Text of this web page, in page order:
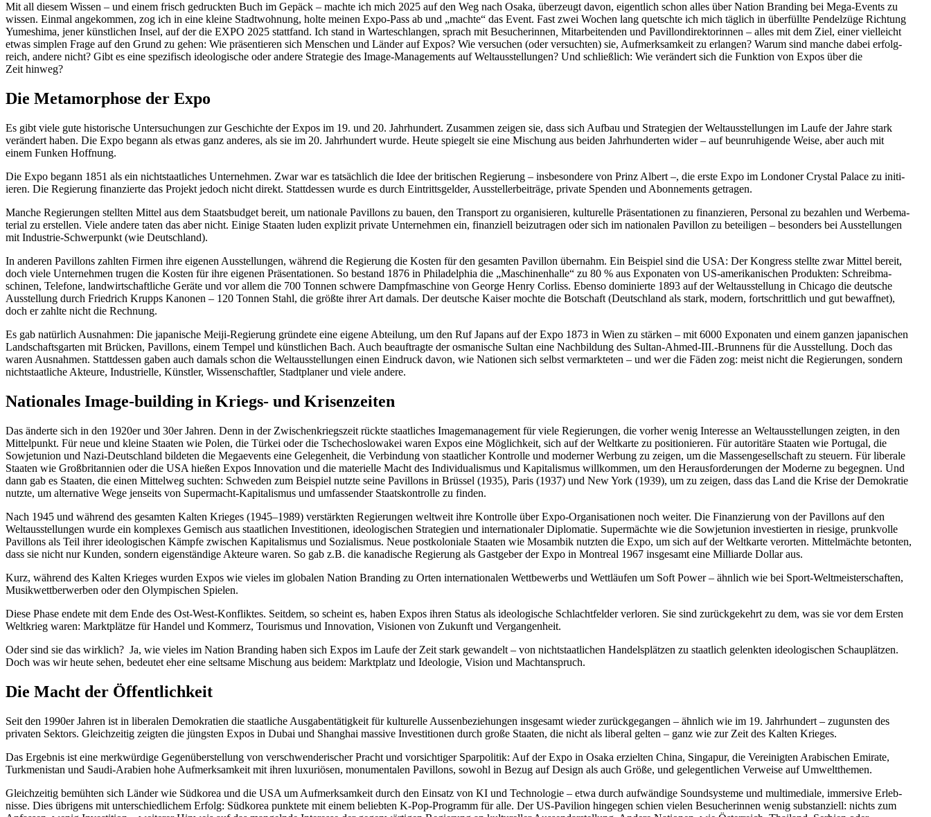
Mit all diesem Wissen – und einem frisch gedruckten Buch im Gepäck – machte ich mich 2025 auf den Weg nach Osaka, überzeugt davon, eigentlich schon alles über Nation Branding bei Mega-Events zu
wissen. Einmal angekommen, zog ich in eine kleine Stadt­wohnung, holte meinen Expo-Pass ab und „machte“ das Event. Fast zwei Wochen lang quetschte ich mich täglich in überfüllte Pendelzüge Richtung
Yumeshima, jener künst­lichen Insel, auf der die EXPO 2025 stattfand. Ich stand in Warte­schlangen, sprach mit Besuche­rinnen Mitar­bei­tenden und Pavil­lon­di­rek­to­rinnen – alles mit dem Ziel, einer vielleicht
etwas simplen Frage auf den Grund zu gehen: Wie präsen­tieren sich Menschen und Länder auf Expos? Wie versuchen (oder versuchten) sie, Aufmerk­samkeit zu erlangen? Warum sind manche dabei erfolg­
reich, andere nicht? Gibt es eine spezi­fisch ideolo­gische oder andere Strategie des Image-Manage­ments auf Weltaus­stel­lungen? Und schließlich: Wie verändert sich die Funktion von Expos über die
Zeit hinweg?
Die Metamor­phose der Expo
Es gibt viele gute histo­rische Unter­su­chungen zur Geschichte der Expos im 19. und 20. Jahrhundert. Zusammen zeigen sie, dass sich Aufbau und Strategien der Weltaus­stel­lungen im Laufe der Jahre stark
verändert haben. Die Expo begann als etwas ganz anderes, als sie im 20. Jahrhundert wurde. Heute spiegelt sie eine Mischung aus beiden Jahrhun­derten wider – auf beunru­hi­gende Weise, aber auch mit
einem Funken Hoffnung.
Die Expo begann 1851 als ein nicht­staat­liches Unter­nehmen. Zwar war es tatsächlich die Idee der briti­schen Regierung – insbe­sondere von Prinz Albert –, die erste Expo im Londoner Crystal Palace zu initi­
ieren. Die Regierung finan­zierte das Projekt jedoch nicht direkt. Statt­dessen wurde es durch Eintritts­gelder, Ausstel­ler­bei­träge, private Spenden und Abonne­ments getragen.
Manche Regie­rungen stellten Mittel aus dem Staats­budget bereit, um nationale Pavillons zu bauen, den Transport zu organi­sieren, kultu­relle Präsen­ta­tionen zu finan­zieren, Personal zu bezahlen und Werbe­ma­
terial zu erstellen. Viele andere taten das aber nicht. Einige Staaten luden explizit private Unter­nehmen ein, finan­ziell beizu­tragen oder sich im natio­nalen Pavillon zu betei­ligen – besonders bei Ausstel­lungen
mit Industrie-Schwer­punkt (wie Deutschland).
In anderen Pavillons zahlten Firmen ihre eigenen Ausstel­lungen, während die Regierung die Kosten für den gesamten Pavillon übernahm. Ein Beispiel sind die USA: Der Kongress stellte zwar Mittel bereit,
doch viele Unter­nehmen trugen die Kosten für ihre eigenen Präsen­ta­tionen. So bestand 1876 in Philadelphia die „Maschi­nen­halle“ zu 80 % aus Exponaten von US-ameri­ka­ni­schen Produkten: Schreib­ma­
schinen, Telefone, landwirt­schaft­liche Geräte und vor allem die 700 Tonnen schwere Dampf­ma­schine von George Henry Corliss. Ebenso dominierte 1893 auf der Weltaus­stellung in Chicago die deutsche
Ausstellung durch Friedrich Krupps Kanonen – 120 Tonnen Stahl, die größte ihrer Art damals. Der deutsche Kaiser mochte die Botschaft (Deutschland als stark, modern, fortschrittlich und gut bewaffnet),
doch er zahlte nicht die Rechnung.
Es gab natürlich Ausnahmen: Die japanische Meiji-Regierung gründete eine eigene Abteilung, um den Ruf Japans auf der Expo 1873 in Wien zu stärken – mit 6000 Exponaten und einem ganzen japani­schen
Landschafts­garten mit Brücken, Pavillons, einem Tempel und künst­lichen Bach. Auch beauf­tragte der osmanische Sultan eine Nachbildung des Sultan-Ahmed-III.-Brunnens für die Ausstellung. Doch das
waren Ausnahmen. Statt­dessen gaben auch damals schon die Weltaus­stel­lungen einen Eindruck davon, wie Nationen sich selbst vermark­teten – und wer die Fäden zog: meist nicht die Regie­rungen, sondern
nicht­staat­liche Akteure, Indus­trielle, Künstler, Wissen­schaftler, Stadt­planer und viele andere.
Natio­nales Image-building in Kriegs- und Krisenzeiten
Das änderte sich in den 1920er und 30er Jahren. Denn in der Zwischen­kriegszeit rückte staat­liches Image­ma­nagement für viele Regie­rungen, die vorher wenig Interesse an Weltaus­stel­lungen zeigten, in den
Mittel­punkt. Für neue und kleine Staaten wie Polen, die Türkei oder die Tsche­cho­slo­wakei waren Expos eine Möglichkeit, sich auf der Weltkarte zu positio­nieren. Für autoritäre Staaten wie Portugal, die
Sowjet­union und Nazi-Deutschland bildeten die Megae­vents eine Gelegenheit, die Verbindung von staat­licher Kontrolle und moderner Werbung zu zeigen, um die Massen­ge­sell­schaft zu steuern. Für liberale
Staaten wie Großbri­tannien oder die USA hießen Expos Innovation und die materielle Macht des Indivi­dua­lismus und Kapita­lismus willkommen, um den Heraus­for­de­rungen der Moderne zu begegnen. Und
dann gab es Staaten, die einen Mittelweg suchten: Schweden zum Beispiel nutzte seine Pavillons in Brüssel (1935), Paris (1937) und New York (1939), um zu zeigen, dass das Land die Krise der Demokratie
nutzte, um alter­native Wege jenseits von Super­macht-Kapita­lismus und umfas­sender Staats­kon­trolle zu finden.
Nach 1945 und während des gesamten Kalten Krieges (1945–1989) verstärkten Regie­rungen weltweit ihre Kontrolle über Expo-Organi­sa­tionen noch weiter. Die Finan­zierung von der Pavillons auf den
Weltaus­stel­lungen wurde ein komplexes Gemisch aus staat­lichen Inves­ti­tionen, ideolo­gi­schen Strategien und inter­na­tio­naler Diplo­matie. Super­mächte wie die Sowjet­union inves­tierten in riesige, prunk­volle
Pavillons als Teil ihrer ideolo­gi­schen Kämpfe zwischen Kapita­lismus und Sozia­lismus. Neue postko­lo­niale Staaten wie Mosambik nutzten die Expo, um sich auf der Weltkarte verorten. Mittel­mächte betonten,
dass sie nicht nur Kunden, sondern eigen­ständige Akteure waren. So gab z.B. die kanadische Regierung als Gastgeber der Expo in Montreal 1967 insgesamt eine Milliarde Dollar aus.
Kurz, während des Kalten Krieges wurden Expos wie vieles im globalen Nation Branding zu Orten inter­na­tio­nalen Wettbe­werbs und Wettläufen um Soft Power – ähnlich wie bei Sport-Weltmeis­ter­schaften,
Musik­wett­ber­werben oder den Olympi­schen Spielen.
Diese Phase endete mit dem Ende des Ost-West-Konfliktes. Seitdem, so scheint es, haben Expos ihren Status als ideolo­gische Schlacht­felder verloren. Sie sind zurück­ge­kehrt zu dem, was sie vor dem Ersten
Weltkrieg waren: Markt­plätze für Handel und Kommerz, Tourismus und Innovation, Visionen von Zukunft und Vergangenheit.
Oder sind sie das wirklich? Ja, wie vieles im Nation Branding haben sich Expos im Laufe der Zeit stark gewandelt – von nicht­staat­lichen Handels­plätzen zu staatlich gelenkten ideolo­gi­schen Schau­plätzen.
Doch was wir heute sehen, bedeutet eher eine seltsame Mischung aus beidem: Markt­platz und Ideologie, Vision und Machtanspruch.
Die Macht der Öffentlichkeit
Seit den 1990er Jahren ist in liberalen Demokratien die staat­liche Ausga­ben­tä­tigkeit für kultu­relle Aussen­be­zie­hungen insgesamt wieder zurück­ge­gangen – ähnlich wie im 19. Jahrhundert – zugunsten des
privaten Sektors. Gleich­zeitig zeigten die jüngsten Expos in Dubai und Shanghai massive Inves­ti­tionen durch große Staaten, die nicht als liberal gelten – ganz wie zur Zeit des Kalten Krieges.
Das Ergebnis ist eine merkwürdige Gegen­über­stellung von verschwen­de­ri­scher Pracht und vorsich­tiger Sparpo­litik: Auf der Expo in Osaka erzielten China, Singapur, die Verei­nigten Arabi­schen Emirate,
Turkme­nistan und Saudi-Arabien hohe Aufmerk­samkeit mit ihren luxuriösen, monumen­talen Pavillons, sowohl in Bezug auf Design als auch Größe, und gelegent­lichen Verweise auf Umweltthemen.
Gleich­zeitig bemühten sich Länder wie Südkorea und die USA um Aufmerk­samkeit durch den Einsatz von KI und Techno­logie – etwa durch aufwändige Sound­systeme und multi­me­diale, immersive Erleb­
nisse. Dies übrigens mit unter­schied­lichem Erfolg: Südkorea punktete mit einem beliebten K‑Pop-Programm für alle. Der US-Pavilion hingegen schien vielen Besuche­rinnen wenig substan­ziell: nichts zum